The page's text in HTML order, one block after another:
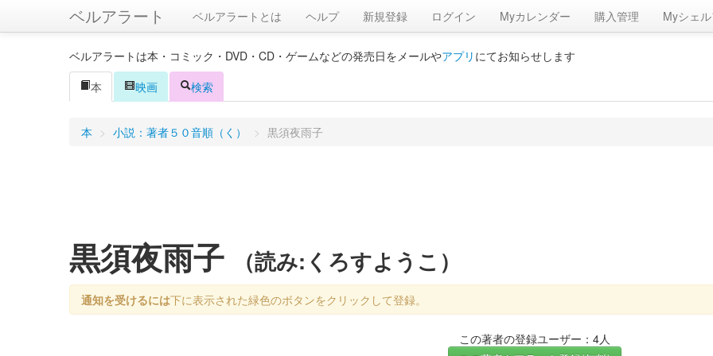
ベルアラート ベルアラートとは ヘルプ 新規登録 ログイン Myカレンダー 購入管理 Myシェル
ベルアラートは本・コミック・DVD・CD・ゲームなどの発売日をメールやアプリ にてお知らせします
本
映画 検索
本 > 小説：著者５０音順（く） > 黒須夜雨子
黒須夜雨子 （読み:くろすようこ）
通知を受けるには下に表示された緑色のボタンをクリックして登録。
この著者の登録ユーザー：4人